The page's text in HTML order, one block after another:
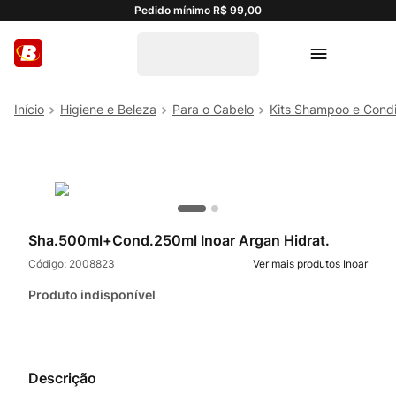
Pedido mínimo R$ 99,00
Higiene e Beleza Para o Cabelo Kits Shampoo e
Sha.500ml+Cond.250ml Inoar Argan Hidrat.
Código: 2008823 Inoar
Produto indisponível
Descrição